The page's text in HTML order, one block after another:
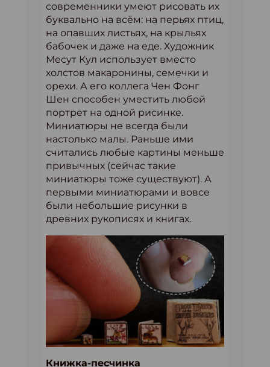
современники умеют рисовать их
буквально на всём: на перьях птиц,
на опавших листьях, на крыльях
бабочек и даже на еде. Художник
Месут Кул использует вместо
холстов макаронины, семечки и
орехи. А его коллега Чен Фонг
Шен способен уместить любой
портрет на одной рисинке.
Миниатюры не всегда были
настолько малы. Раньше ими
считались любые картины меньше
привычных (сейчас такие
миниатюры тоже существуют). А
первыми миниатюрами и вовсе
были небольшие рисунки в
древних рукописях и книгах.
Книжка-песчинка